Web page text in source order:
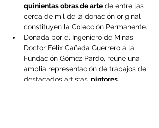
quinientas obras de arte de entre las
cerca de mil de la donación original
constituyen la Colección Permanente.
Donada por el Ingeniero de Minas
Doctor Félix Cañada Guerrero a la
Fundación Gómez Pardo, reúne una
amplia representación de trabajos de
destacados artistas, pintores,